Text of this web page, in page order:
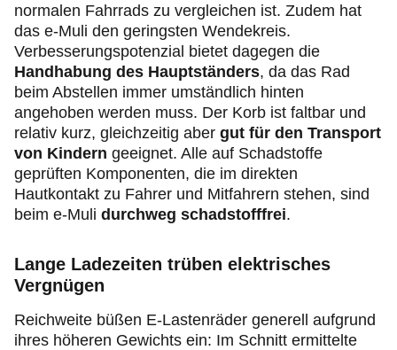
normalen Fahrrads zu vergleichen ist. Zudem hat
das e-Muli den geringsten Wendekreis.
Verbesserungspotenzial bietet dagegen die
Handhabung des Hauptständers, da das Rad
beim Abstellen immer umständlich hinten
angehoben werden muss. Der Korb ist faltbar und
relativ kurz, gleichzeitig aber gut für den Transport
von Kindern geeignet. Alle auf Schadstoffe
geprüften Komponenten, die im direkten
Hautkontakt zu Fahrer und Mitfahrern stehen, sind
beim e-Muli durchweg schadstofffrei.
Lange Ladezeiten trüben elektrisches
Vergnügen
Reichweite büßen E-Lastenräder generell aufgrund
ihres höheren Gewichts ein: Im Schnitt ermittelte